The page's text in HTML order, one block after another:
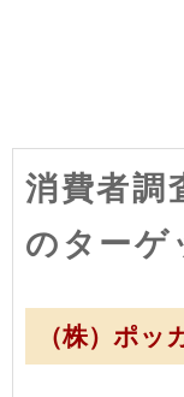
消費者調
のターゲ
（株）ポッ